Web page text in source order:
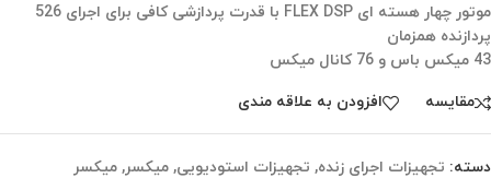
موتور چهار هسته ای FLEX DSP با قدرت پردازشی کافی برای اجرای 526
پردازنده همزمان
43 میکس باس و 76 کانال میکس
مقایسه افزودن به علاقه مندی
دسته: تجهیزات اجرای زنده, تجهیزات استودیویی, میکسر, میکسر